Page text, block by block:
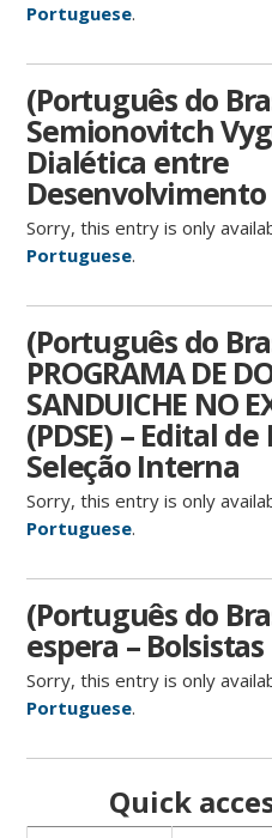
Portuguese.
(Português do
Semionovitch
Dialética entre
Desenvolvimento
Sorry, this entry is only
Portuguese.
(Português do
PROGRAMA DE
SANDUICHE NO
(PDSE) – Edital
Seleção Interna
Sorry, this entry is only
Portuguese.
(Português do
espera – Bolsistas
Sorry, this entry is only
Portuguese.
Quick